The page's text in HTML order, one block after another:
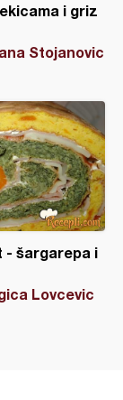
i griz
Stojanovic
- šargarepa i
Lovcevic